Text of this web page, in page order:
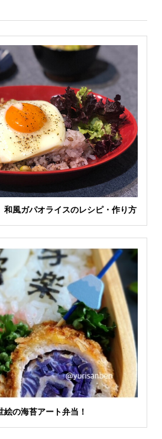
風ガパオライスのレシピ・作り方
の海苔アート弁当！